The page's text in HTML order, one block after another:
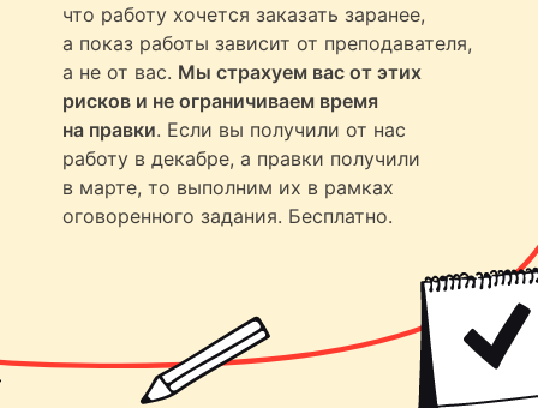
что работу хочется заказать заранее,
а показ работы зависит от преподавателя,
а не от вас. Мы страхуем вас от этих
рисков и не ограничиваем время
на правки. Если вы получили от нас
работу в декабре, а правки получили
в марте, то выполним их в рамках
оговоренного задания. Бесплатно.